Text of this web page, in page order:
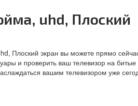
uhd, Плоский
Плоский экран вы можете прямо
и проверить ваш телевизор на битые
вашим телевизором уже